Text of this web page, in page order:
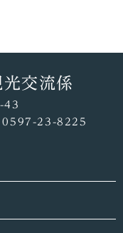
交流係
43
0597-23-8225